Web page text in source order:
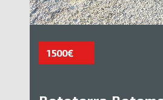
1 500€